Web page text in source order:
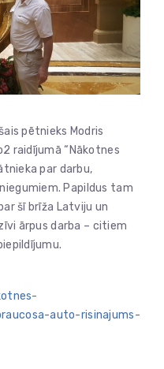
pētnieks Modris
raidījumā “Nākotnes
par darbu,
Papildus tam
šī brīža Latviju un
ārpus darba – citiem
auto-risinajums-